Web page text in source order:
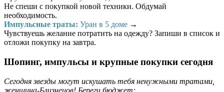
Не спеши с покупкой новой техники. Обдумай
необходимость.
Импульсные траты: Уран в 5 доме →
Чувствуешь желание потратить на одежду? Запиши в список и
отложи покупку на завтра.
Шопинг, импульсы и крупные покупки сегодня
Сегодня звезды могут искушать тебя ненужными тратами,
женщина-Близнецов! Береги бюджет: